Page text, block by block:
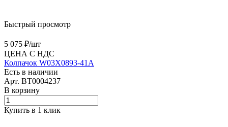
Быстрый просмотр
5 075 ₽/шт
ЦЕНА С НДС
Колпачок W03X0893-41A
Есть в наличии
Арт. BT0004237
В корзину
Купить в 1 клик